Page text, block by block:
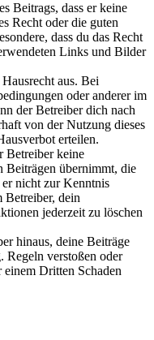
Beitrags, dass er keine
Recht oder die guten
dass du das Recht
Links und Bilder
aus. Bei
oder anderer im
der Betreiber dich nach
von der Nutzung dieses
erteilen.
Betreiber keine
Beiträgen übernimmt, die
er nicht zur Kenntnis
Betreiber, dein
jederzeit zu löschen
hinaus, deine Beiträge
Regeln verstoßen oder
einem Dritten Schaden